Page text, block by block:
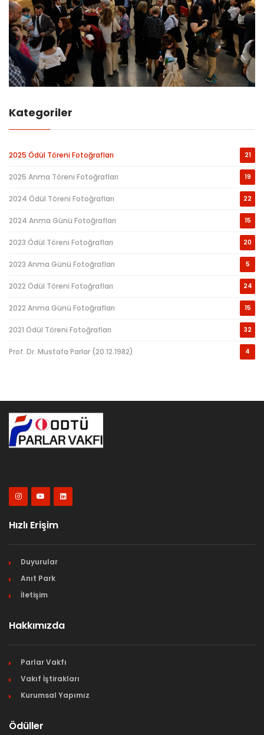
Kategoriler
2025 Ödül Töreni Fotoğrafları 21
2025 Anma Töreni Fotoğrafları 19
2024 Ödül Töreni Fotoğrafları 22
2024 Anma Günü Fotoğrafları 15
2023 Ödül Töreni Fotoğrafları 20
2023 Anma Günü Fotoğrafları 5
2022 Ödül Töreni Fotoğrafları 24
2022 Anma Günü Fotoğrafları 15
2021 Ödül Töreni Fotoğrafları 32
Prof. Dr. Mustafa Parlar (20.12.1982) 4
Hızlı Erişim
Duyurular
Anıt Park
İletişim
Hakkımızda
Parlar Vakfı
Vakıf İştirakları
Kurumsal Yapımız
Ödüller